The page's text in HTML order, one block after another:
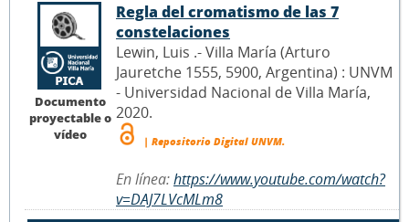
Documento
proyectable o
vídeo
Regla del cromatismo de las 7
constelaciones
Lewin, Luis .- Villa María (Arturo
Jauretche 1555, 5900, Argentina) : UNVM
- Universidad Nacional de Villa María,
2020.
| Repositorio Digital UNVM.
En línea:https://www.youtube.com/watch?
v=DAJ7LVcMLm8